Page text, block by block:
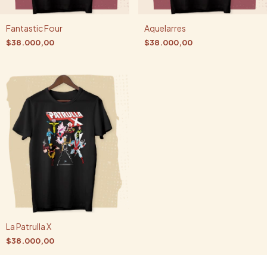
Fantastic Four
$38.000,00
Aquelarres
$38.000,00
La Patrulla X
$38.000,00